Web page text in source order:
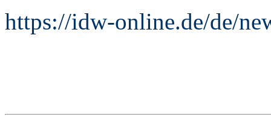
https://idw-online.de/de/